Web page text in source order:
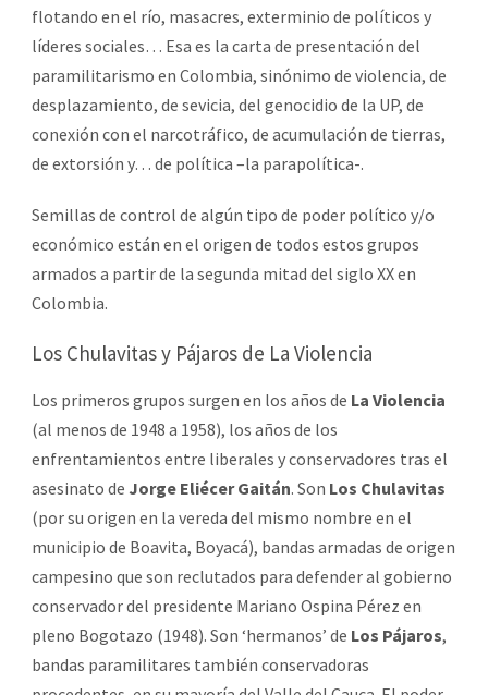
flotando en el río, masacres, exterminio de políticos y
líderes sociales… Esa es la carta de presentación del
paramilitarismo en Colombia, sinónimo de violencia, de
desplazamiento, de sevicia, del genocidio de la UP, de
conexión con el narcotráfico, de acumulación de tierras,
de extorsión y… de política –la parapolítica-.
Semillas de control de algún tipo de poder político y/o
económico están en el origen de todos estos grupos
armados a partir de la segunda mitad del siglo XX en
Colombia.
Los Chulavitas y Pájaros de La Violencia
Los primeros grupos surgen en los años de La Violencia
(al menos de 1948 a 1958), los años de los
enfrentamientos entre liberales y conservadores tras el
asesinato de Jorge Eliécer Gaitán. Son Los Chulavitas
(por su origen en la vereda del mismo nombre en el
municipio de Boavita, Boyacá), bandas armadas de origen
campesino que son reclutados para defender al gobierno
conservador del presidente Mariano Ospina Pérez en
pleno Bogotazo (1948). Son ‘hermanos’ de Los Pájaros,
bandas paramilitares también conservadoras